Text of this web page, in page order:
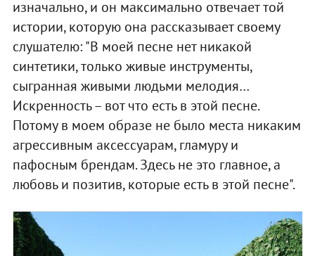
изначально, и он максимально отвечает той
истории, которую она рассказывает своему
слушателю: "В моей песне нет никакой
синтетики, только живые инструменты,
сыгранная живыми людьми мелодия…
Искренность – вот что есть в этой песне.
Потому в моем образе не было места никаким
агрессивным аксессуарам, гламуру и
пафосным брендам. Здесь не это главное, а
любовь и позитив, которые есть в этой песне".